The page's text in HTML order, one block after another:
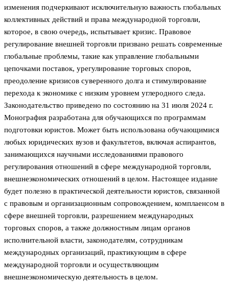
изменения подчеркивают исключительную важность глобальных
коллективных действий и права международной торговли,
которое, в свою очередь, испытывает кризис. Правовое
регулирование внешней торговли призвано решать современные
глобальные проблемы, такие как управление глобальными
цепочками поставок, урегулирование торговых споров,
преодоление кризисов суверенного долга и стимулирование
перехода к экономике с низким уровнем углеродного следа.
Законодательство приведено по состоянию на 31 июля 2024 г.
Монография разработана для обучающихся по программам
подготовки юристов. Может быть использована обучающимися
любых юридических вузов и факультетов, включая аспирантов,
занимающихся научными исследованиями правового
регулирования отношений в сфере международной торговли,
внешнеэкономических отношений в целом. Настоящее издание
будет полезно в практической деятельности юристов, связанной
с правовым и организационным сопровождением, комплаенсом в
сфере внешней торговли, разрешением международных
торговых споров, а также должностным лицам органов
исполнительной власти, законодателям, сотрудникам
международных организаций, практикующим в сфере
международной торговли и осуществляющим
внешнеэкономическую деятельность в целом.